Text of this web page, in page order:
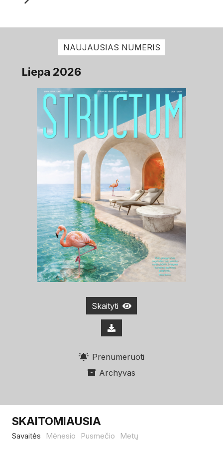
NAUJAUSIAS NUMERIS
Liepa 2026
Skaityti
Prenumeruoti
Archyvas
SKAITOMIAUSIA
Savaitės Mėnesio Pusmečio Metų